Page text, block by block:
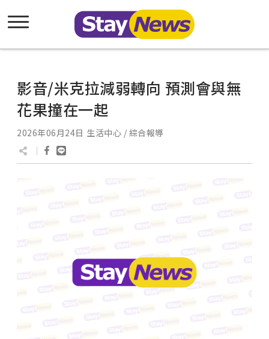
影音/米克拉減弱轉向 預測會與無
花果撞在一起
2026年06月24日 生活中心 / 綜合報導